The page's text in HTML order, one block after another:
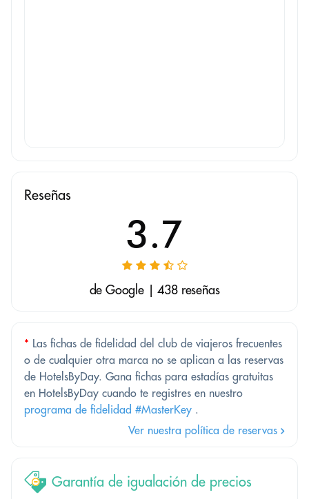
Reseñas
3.7
de Google | 438 reseñas
* Las fichas de fidelidad del club de viajeros frecuentes
o de cualquier otra marca no se aplican a las reservas
de HotelsByDay. Gana fichas para estadías gratuitas
en HotelsByDay cuando te registres en nuestro
programa de fidelidad #MasterKey .
Ver nuestra política de reservas
Garantía de igualación de precios